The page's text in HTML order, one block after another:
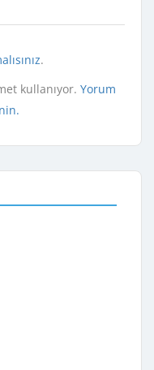
.
kullanıyor. Yorum